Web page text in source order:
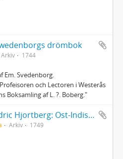
drömbok
Arkiv 1744
Em. Svedenborg.
och Lectoren i Westerås
Boksamling af L. ?. Boberg."
Gustaf Fredric Hjortberg: Ost-Indisk resa
Arkiv 1749